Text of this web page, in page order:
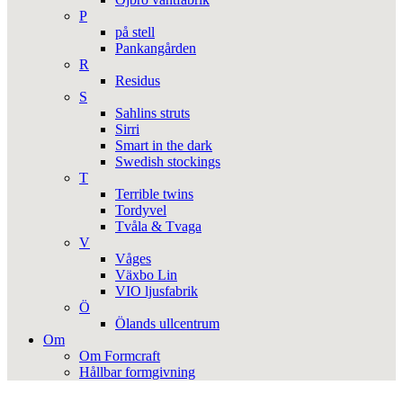
P
på stell
Pankangården
R
Residus
S
Sahlins struts
Sirri
Smart in the dark
Swedish stockings
T
Terrible twins
Tordyvel
Tvåla & Tvaga
V
Våges
Växbo Lin
VIO ljusfabrik
Ö
Ölands ullcentrum
Om
Om Formcraft
Hållbar formgivning